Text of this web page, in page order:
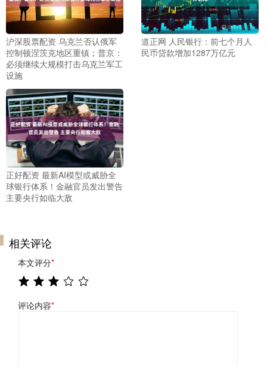
沪深股票配资 乌克兰否认俄军
控制顿涅茨克地区重镇；普京：
必须继续大规模打击乌克兰军工
设施
道正网 人民银行：前七个月人
民币贷款增加1287万亿元
正好配资 最新AI模型或威胁全
球银行体系！金融官员发出警告
主要央行如临大敌
相关评论
本文评分*
评论内容*